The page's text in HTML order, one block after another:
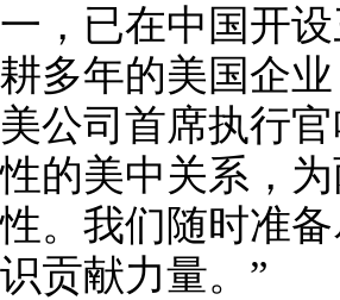
一，已在中国开
耕多年的美国企
美公司首席执行
性的美中关系，
性。我们随时准
识贡献力量。”